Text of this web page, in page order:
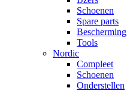
Schoenen
Spare parts
Bescherming
Tools
Nordic
Compleet
Schoenen
Onderstellen